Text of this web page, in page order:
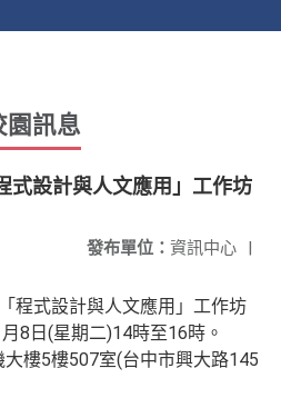
園訊息
式設計與人文應用」工作坊
發布單位： 資訊中心 |
程式設計與人文應用」工作坊
8日(星期二)14時至16時。
樓5樓507室(台中市興大路145